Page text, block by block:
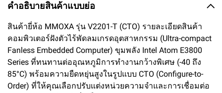
คำอธิบายสินค้าแบบย่อ
สินค้ายี่ห้อ MMOXA รุ่น V2201-T (CTO) รายละเอียดสินค้า
คอมพิวเตอร์ฝังตัวไร้พัดลมเกรดอุตสาหกรรม (Ultra-compact
Fanless Embedded Computer) ขุมพลัง Intel Atom E3800
Series ที่ทนทานต่ออุณหภูมิการทำงานกว้างพิเศษ (-40 ถึง
85°C) พร้อมความยืดหยุ่นสูงในรูปแบบ CTO (Configure-to-
Order) ที่ให้คุณเลือกปรับแต่งหน่วยความจำและการเชื่อมต่อ